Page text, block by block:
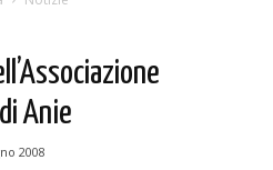
Anie
2008